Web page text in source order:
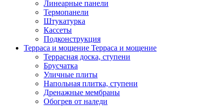
Линеарные панели
Термопанели
Штукатурка
Кассеты
Подконструкция
Терраса и мощение Терраса и мощение
Террасная доска, ступени
Брусчатка
Уличные плиты
Напольная плитка, ступени
Дренажные мембраны
Обогрев от наледи